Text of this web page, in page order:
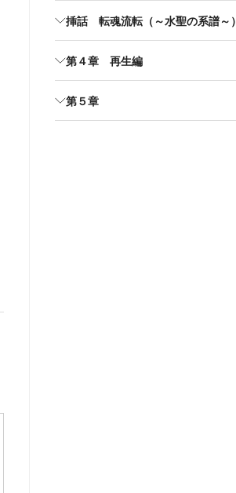
挿話 転魂流転（～水聖の系譜～）
第４章 再生編
第５章